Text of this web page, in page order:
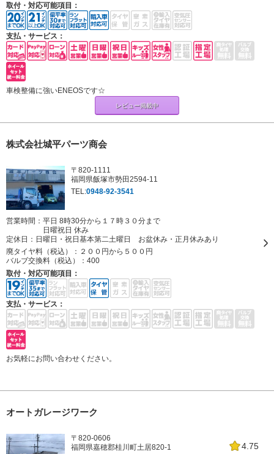
取付・対応可能項目：
支払・サービス：
車検整備に強いENEOSです☆
レビュー掲載中
株式会社城平パーツ商会
〒820-1111
福岡県飯塚市勢田2594-11
TEL:0948-92-3541
営業時間：平日 8時30分から１７時３０分まで
日曜祝日 休み
定休日： 日曜日・祝日基本第二土曜日 お盆休み・正月休みあり
廃タイヤ料（税込）： ２００円から５００円
バルブ交換料（税込）： 400
取付・対応可能項目：
支払・サービス：
お気軽にお問い合わせください。
オートガレージワーク
4.75
〒820-0606
福岡県嘉穂郡桂川町土居820-1